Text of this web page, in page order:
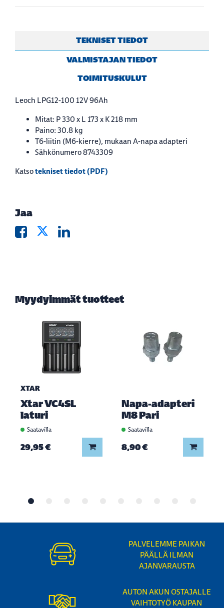
TEKNISET TIEDOT
VALMISTAJAN TIEDOT
TOIMITUSKULUT
Leoch LPG12-100 12V 96Ah
Mitat: P 330 x L 173 x K 218 mm
Paino: 30.8 kg
T6-liitin (M6-kierre), mukaan A-napa adapteri
Sähkönumero 8743309
Katsotekniset tiedot (PDF)
Jaa
Myydyimmät tuotteet
XTAR
Xtar VC4SL
laturi
Saatavilla
29,95 € Lisää koriin
Napa-adapteri
M8 Pari
Saatavilla
8,90 € Lisää
PALVELEMME PAIKAN
PÄÄLLÄ ILMAN
AJANVARAUSTA
AUTON AKUN OSTAJALLE
VAIHTOTYÖ KAUPAN